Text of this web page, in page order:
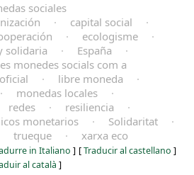
sociales
· capital social
·
· ecologisme
·
solidaria
· España
·
monedes socials com a
· libre moneda
·
· monedas locales
·
redes · resiliencia
·
monetarios
· Solidaritat
·
trueque · xarxa eco
in Italiano ] [Traducir al castellano ]
al català ]